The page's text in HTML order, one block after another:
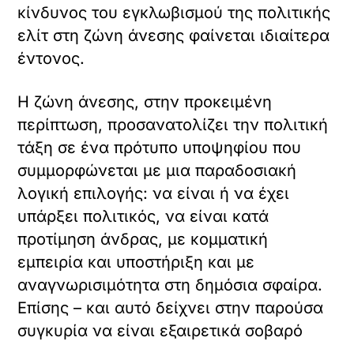
κίνδυνος του εγκλωβισμού της πολιτικής
ελίτ στη ζώνη άνεσης φαίνεται ιδιαίτερα
έντονος.
Η ζώνη άνεσης, στην προκειμένη
περίπτωση, προσανατολίζει την πολιτική
τάξη σε ένα πρότυπο υποψηφίου που
συμμορφώνεται με μια παραδοσιακή
λογική επιλογής: να είναι ή να έχει
υπάρξει πολιτικός, να είναι κατά
προτίμηση άνδρας, με κομματική
εμπειρία και υποστήριξη και με
αναγνωρισιμότητα στη δημόσια σφαίρα.
Επίσης – και αυτό δείχνει στην παρούσα
συγκυρία να είναι εξαιρετικά σοβαρό